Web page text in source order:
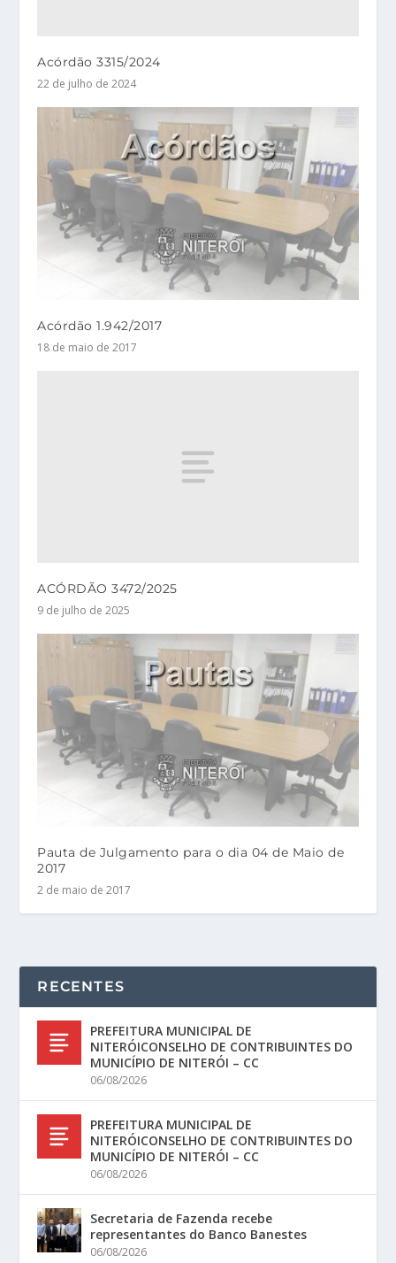
Acórdão 3315/2024
22 de julho de 2024
Acórdão 1.942/2017
18 de maio de 2017
ACÓRDÃO 3472/2025
9 de julho de 2025
Pauta de Julgamento para o dia 04 de Maio de
2017
2 de maio de 2017
RECENTES
PREFEITURA MUNICIPAL DE
NITERÓICONSELHO DE CONTRIBUINTES DO
MUNICÍPIO DE NITERÓI – CC
06/08/2026
PREFEITURA MUNICIPAL DE
NITERÓICONSELHO DE CONTRIBUINTES DO
MUNICÍPIO DE NITERÓI – CC
06/08/2026
Secretaria de Fazenda recebe
representantes do Banco Banestes
06/08/2026